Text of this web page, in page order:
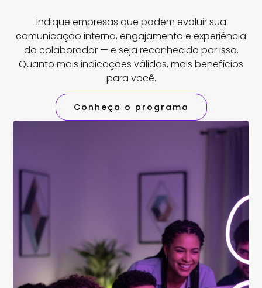
Indique empresas que podem evoluir sua
comunicação interna, engajamento e experiência
do colaborador — e seja reconhecido por isso.
Quanto mais indicações válidas, mais benefícios
para você.
Conheça o programa